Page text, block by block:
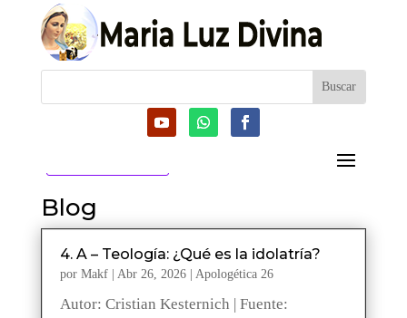
Blog
4. A – Teología: ¿Qué es la idolatría?
por Makf| Abr 26, 2026| Apologética 26
Autor: Cristian Kesternich | Fuente: